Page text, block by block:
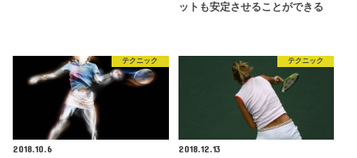
ットも安定させることができる
テクニック
2018.10.6
テクニック
2018.12.13